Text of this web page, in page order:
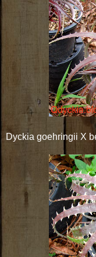
Dyckia goehringii X